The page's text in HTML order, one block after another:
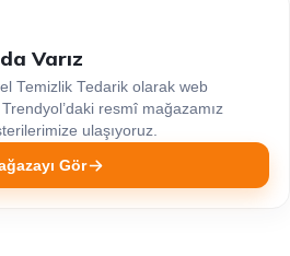
Varız
Temizlik Tedarik olarak web
resmî mağazamız
ulaşıyoruz.
Gör